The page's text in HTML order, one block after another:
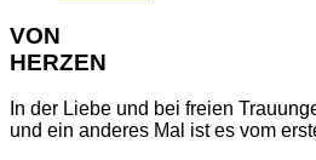
VON
HERZEN
In der Liebe und bei freien
und ein anderes Mal ist es vom